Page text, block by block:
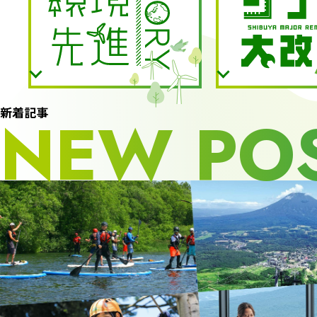
新着記事
NEW